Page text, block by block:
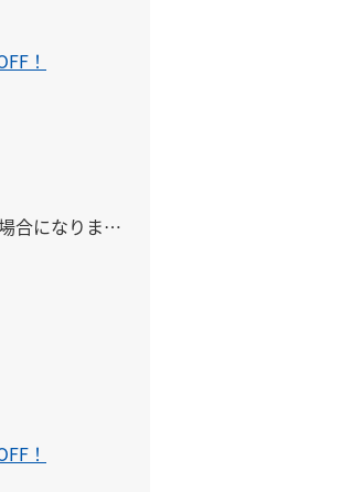
！
合になりま
！